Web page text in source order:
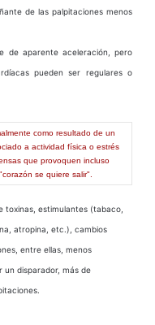
de las palpitaciones menos
de aparente aceleración, pero
pueden ser regulares o
como resultado de un
a actividad física o estrés
que provoquen incluso
se quiere salir".
toxinas, estimulantes (tabaco,
atropina, etc.), cambios
entre ellas, menos
disparador, más de